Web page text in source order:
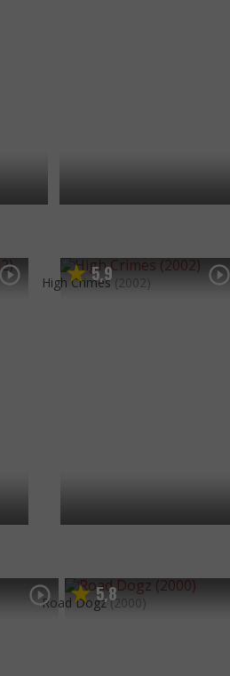
5,9
High Crimes (2002)
5,8
Road Dogz (2000)